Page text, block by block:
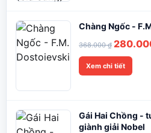
Chàng Ngốc -
368.000₫ Giá
gốc
là:
Xem chi tiết
Gái Hai Chồng -
giành giải Nobel